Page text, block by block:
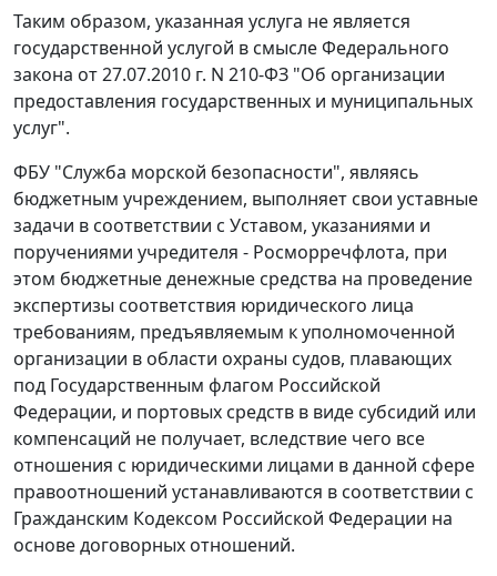
Таким образом, указанная услуга не является
государственной услугой в смыслеФедерального
закона от 27.07.2010 г. N 210-ФЗ "Об организации
предоставления государственных и муниципальных
услуг".
ФБУ "Служба морской безопасности", являясь
бюджетным учреждением, выполняет свои уставные
задачи в соответствии с Уставом, указаниями и
поручениями учредителя - Росморречфлота, при
этом бюджетные денежные средства на проведение
экспертизы соответствия юридического лица
требованиям, предъявляемым к уполномоченной
организации в области охраны судов, плавающих
под Государственным флагом Российской
Федерации, и портовых средств в виде субсидий или
компенсаций не получает, вследствие чего все
отношения с юридическими лицами в данной сфере
правоотношений устанавливаются в соответствии с
Гражданским Кодексом Российской Федерации на
основе договорных отношений.